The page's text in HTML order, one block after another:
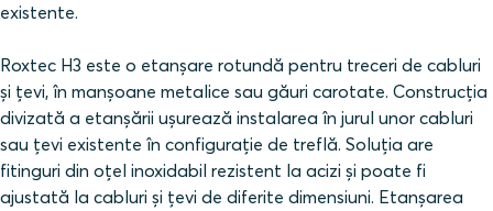
existente.
Roxtec H3 este o etanșare rotundă pentru treceri de cabluri
şi țevi, în manșoane metalice sau găuri carotate. Construcţia
divizată a etanșării uşurează instalarea în jurul unor cabluri
sau țevi existente în configurație de treflă. Soluția are
fitinguri din oțel inoxidabil rezistent la acizi și poate fi
ajustată la cabluri și țevi de diferite dimensiuni. Etanșarea